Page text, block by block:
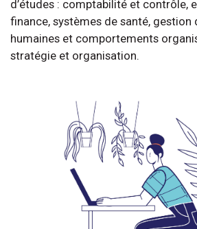
d’études : comptabilité et contrôle,
finance, systèmes de santé, gestion
humaines et comportements
stratégie et organisation.